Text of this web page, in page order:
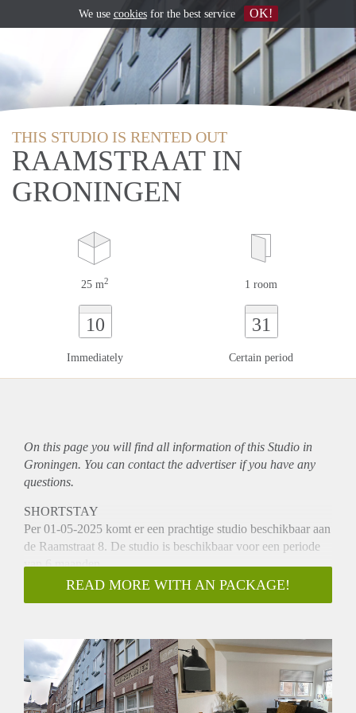
THIS STUDIO IS RENTED OUT
RAAMSTRAAT IN
GRONINGEN
25 m2 1 room
10
Immediately
31
Certain period
On this page you will find all information of this Studio in
Groningen. You can contact the advertiser if you have any
questions.
SHORTSTAY
Per 01-05-2025 komt er een prachtige studio beschikbaar aan
de Raamstraat 8. De studio is beschikbaar voor een periode
van 6 maanden.
De studio's zijn gelegen op een uitstekende locatie in
loopafstand. Het centrum van Groningen en het station
bevinden zich op korte loopafstand.
Indeling
Bij binnenkomst kom je in de lichte woonkamer met een
READ MORE WITH AN PACKAGE!
We use cookiesfor the best service OK!